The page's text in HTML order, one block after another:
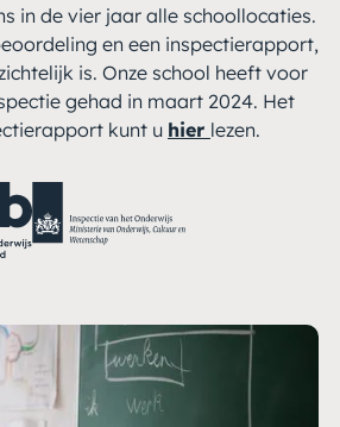
in de vier jaar alle schoollocaties.
en een inspectierapport,
is. Onze school heeft voor
gehad in maart 2024. Het
kunt u hier lezen.